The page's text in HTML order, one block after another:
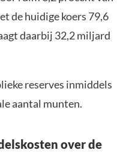
de huidige koers 79,6
daarbij 32,2 miljard
reserves inmiddels
aantal munten.
over de